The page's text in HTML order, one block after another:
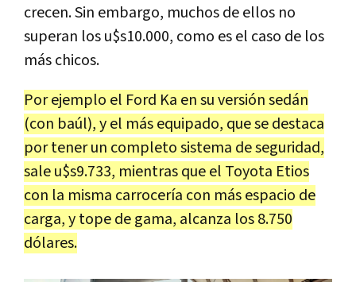
crecen. Sin embargo, muchos de ellos no
superan los u$s10.000, como es el caso de los
más chicos.
Por ejemplo el Ford Ka en su versión sedán
(con baúl), y el más equipado, que se destaca
por tener un completo sistema de seguridad,
sale u$s9.733, mientras que el Toyota Etios
con la misma carrocería con más espacio de
carga, y tope de gama, alcanza los 8.750
dólares.